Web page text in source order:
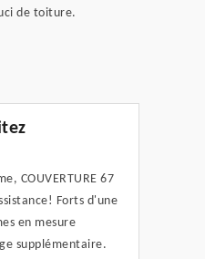
de toiture.
COUVERTURE 67
Forts d'une
en mesure
supplémentaire.